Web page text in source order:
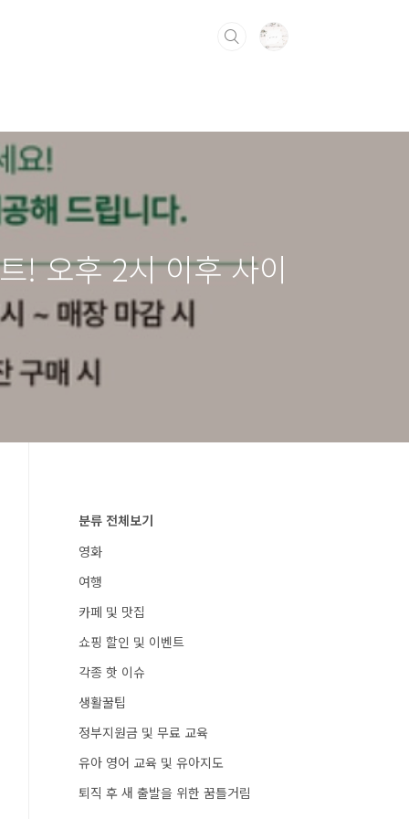
! 오후 2시 이후 사이
분류 전체보기
영화
여행
카페 및 맛집
쇼핑 할인 및 이벤트
각종 핫 이슈
생활꿀팁
정부지원금 및 무료 교육
유아 영어 교육 및 유아지도
퇴직 후 새 출발을 위한 꿈틀거림